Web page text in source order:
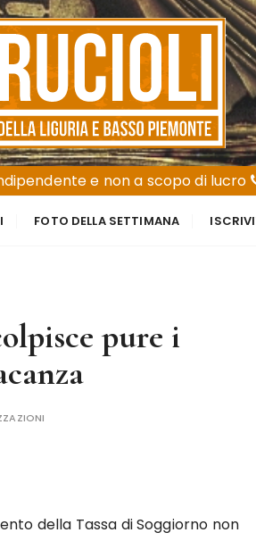
e non a scopo di lucro
FOTO DELLA SETTIMANA
pure i
della Tassa di Soggiorno non